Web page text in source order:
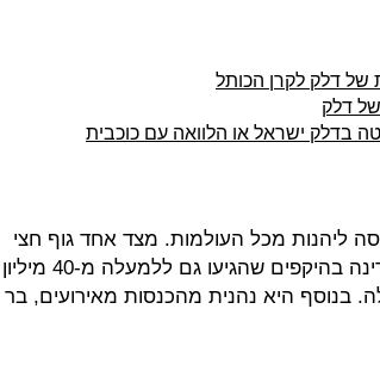
של דלק לקרן הכותל
דלק
בדלק ישראל או הלוואה עם כוכבית
ליהנות מכל העולמות. מצד אחד גוף חצי
ממשלתי, שנהנה מדי שנה מתקציבי מדינה בהיקפים שהגיעו גם ללמעלה מ-40 מיליון
בנוסף היא נהנית מהכנסות מאירועים, בר